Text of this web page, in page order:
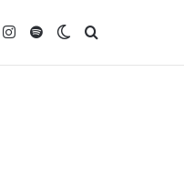
Instagram
SpotifySwitch skin